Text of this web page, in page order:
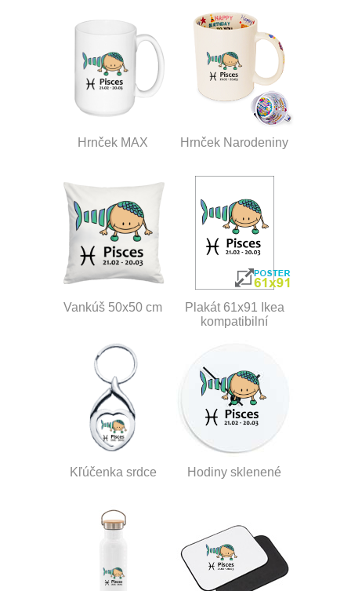
Hrnček MAX Hrnček Narodeniny
Vankúš 50x50 cm
Plakát 61x91 Ikea
kompatibilní
Kľúčenka srdce Hodiny sklenené